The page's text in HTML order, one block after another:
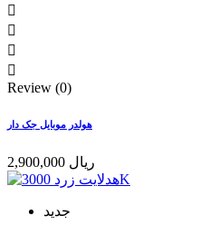




Review (0)
هولدر موبایل جک دار
2,900,000 ریال
جدید